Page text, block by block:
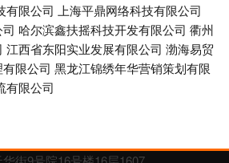
有限公司 上海平鼎网络科技有限公司
哈尔滨鑫扶摇科技开发有限公司 衢州
江西省东阳实业发展有限公司 渤海易贸
限公司 黑龙江锦绣年华营销策划有限
有限公司